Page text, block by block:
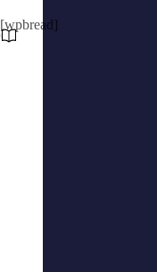
[wpbread]